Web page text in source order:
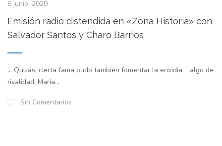
6 junio, 2020
Emisión radio distendida en «Zona Historia» con
Salvador Santos y Charo Barrios
… Quizás, cierta fama pudo también fomentar la envidia, algo de
rivalidad. María...
Sin Comentarios